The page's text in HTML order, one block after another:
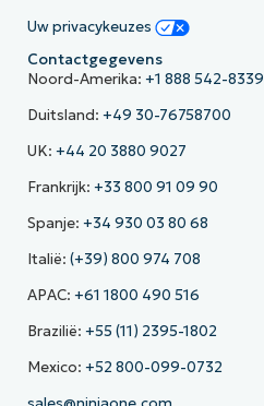
Uw privacykeuzes
Contactgegevens
Noord-Amerika: +1 888 542-8339
Duitsland: +49 30-76758700
UK: +44 20 3880 9027
Frankrijk: +33 800 91 09 90
Spanje: +34 930 03 80 68
Italië: (+39) 800 974 708
APAC: +61 1800 490 516
Brazilië: +55 (11) 2395-1802
Mexico: +52 800-099-0732